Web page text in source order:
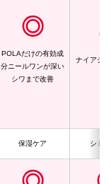
◎
POLAだけの有効成
分ニールワンが深い
シワまで改善
ナイアシ
保湿ケア シミ